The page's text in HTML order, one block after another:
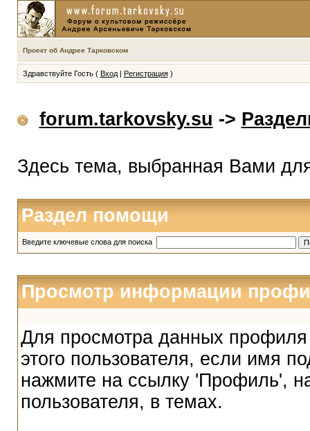
Проект об Андрее Тарковском
Здравствуйте Гость ( Вход| Регистрация)
forum.tarkovsky.su ->
Здесь тема, выбранная Вами
Раздел помощи
Введите ключевые слова для поиска
Просмотр информации
Для просмотра данных
этого пользователя, если имя
нажмите на ссылку 'Профиль',
пользователя, в темах.